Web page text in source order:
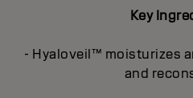
Key
- Hyaloveil™ moisturizes
and